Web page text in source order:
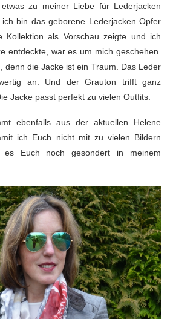
zu meiner Liebe für Lederjacken
bin das geborene Lederjacken Opfer
Kollektion als Vorschau zeigte und ich
entdeckte, war es um mich geschehen.
denn die Jacke ist ein Traum. Das Leder
an. Und der Grauton trifft ganz
Jacke passt perfekt zu vielen Outfits.
ebenfalls aus der aktuellen Helene
ich Euch nicht mit zu vielen Bildern
es Euch noch gesondert in meinem